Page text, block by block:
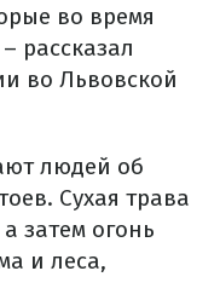
во время
рассказал
во Львовской
людей об
Сухая трава
затем огонь
и леса,